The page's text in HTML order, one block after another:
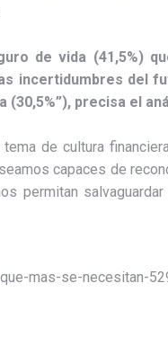
de vida (41,5%)
incertidumbres del
precisa el
de cultura
capaces de
permitan salvaguardar
mas-se-necesitan-